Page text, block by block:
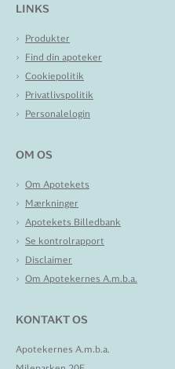
LINKS
Produkter
Find din apoteker
Cookiepolitik
Privatlivspolitik
Personalelogin
OM OS
Om Apotekets
Mærkninger
Apotekets Billedbank
Se kontrolrapport
Disclaimer
Om Apotekernes A.m.b.a.
KONTAKT OS
Apotekernes A.m.b.a.